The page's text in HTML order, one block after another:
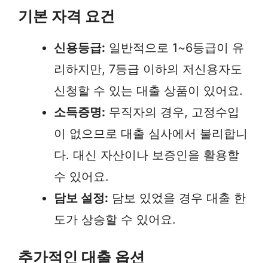
기본 자격 요건
신용등급: 일반적으로 1~6등급이 유
리하지만, 7등급 이하의 저신용자도
신청할 수 있는 대출 상품이 있어요.
소득증명: 무직자의 경우, 고정수입
이 없으므로 대출 심사에서 불리합니
다. 대신 자산이나 보증인을 활용할
수 있어요.
담보 설정: 담보 있었을 경우 대출 한
도가 상승할 수 있어요.
추가적인 대출 옵션